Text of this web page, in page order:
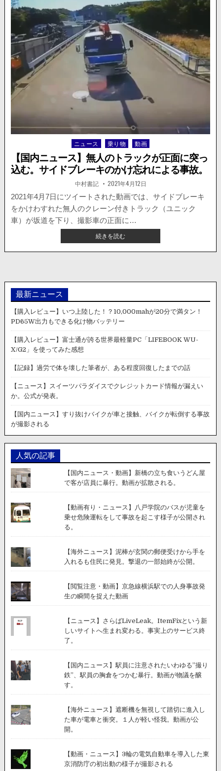
無
人
の
ト
レ
ー
ラ
ー
走！
人
が
い
る
商
店
に
突
っ
込
む。
Posted
in
ニュース 乗り物 動画
【国内ニュース】無人のトラックが正面に突っ
込む。サイドブレーキのかけ忘れによる事故。
著
者:
中村書記 掲
載
日：
2021年4月12日
2021年4月7日にツイートされた動画では、サイドブレーキ
をかけわすれた無人のクレーン付きトラック（ユニック
車）が坂道を下り、撮影車の正面に…
続きを読む【国
内
ニ
ス】
人
の
ラ
ッ
が
正
面
に
っ
込
イ
レ
ー
キ
か
け
れ
よ
る
事
故。
最新ニュース
【購入レビュー】いつ上陸した！？10,000mahが20分で満タン！
PD65W出力もできる化け物バッテリー
【購入レビュー】富士通が誇る世界最軽量PC「LIFEBOOK WU-
X/G2」を使ってみた感想
【記録】過労で体を壊した筆者が、ある程度回復したまでの話
【ニュース】スイーツパラダイスでクレジットカード情報が漏えい
か。公式が発表。
【国内ニュース】すり抜けバイクが車と接触、バイクが転倒する事故
が撮影される
人気の記事
【国内ニュース・動画】新橋の立ち食いうどん屋
で客が店員に暴行。動画が拡散される。
【動画有り・ニュース】八戸学院のバスが児童を
乗せ危険運転をして事故を起こす様子が公開され
る。
【海外ニュース】泥棒が玄関の郵便受けから手を
入れるも住民に発見。撃退の一部始終が公開。
【閲覧注意・動画】京急線横浜駅での人身事故発
生の瞬間を捉えた動画
【ニュース】さらばLiveLeak。ItemFixという新
しいサイトへ生まれ変わる。事実上のサービス終
了。
【国内ニュース】駅員に注意されたいわゆる”撮り
鉄”、駅員の胸倉をつかむ暴行。動画が物議を醸
す。
【海外ニュース】遮断機を無視して踏切に進入し
た車が電車と衝突。１人が軽い怪我。動画が公
開。
【動画・ニュース】3輪の電気自動車を導入した東
京消防庁の初出動の様子が撮影される